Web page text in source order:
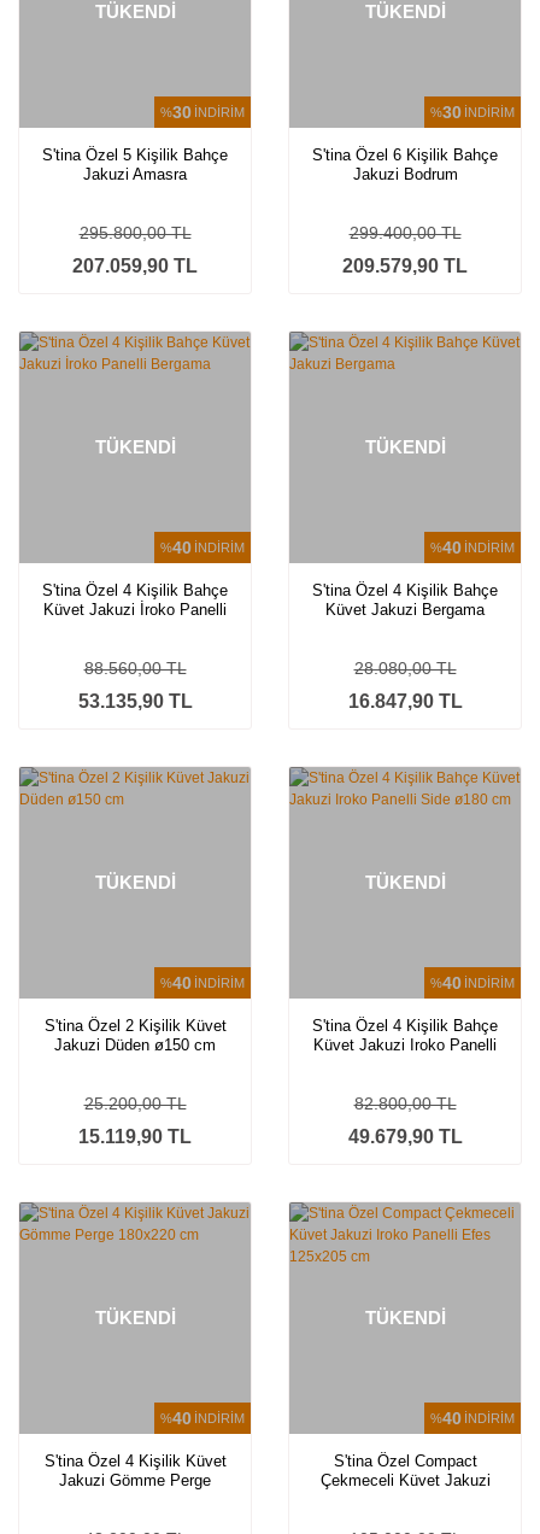
%30 İNDİRİM
TÜKENDİ
S'tina Özel 5 Kişilik Bahçe
Jakuzi Amasra
207.059,90 TL
295.800,00 TL
%30 İNDİRİM
TÜKENDİ
S'tina Özel 6 Kişilik Bahçe
Jakuzi Bodrum
209.579,90 TL
299.400,00 TL
%40 İNDİRİM
TÜKENDİ
S'tina Özel 4 Kişilik Bahçe
Küvet Jakuzi İroko Panelli
53.135,90 TL
88.560,00 TL
%40 İNDİRİM
TÜKENDİ
S'tina Özel 4 Kişilik Bahçe
Küvet Jakuzi Bergama
16.847,90 TL
28.080,00 TL
%40 İNDİRİM
TÜKENDİ
S'tina Özel 2 Kişilik Küvet
Jakuzi Düden ø150 cm
15.119,90 TL
25.200,00 TL
%40 İNDİRİM
TÜKENDİ
S'tina Özel 4 Kişilik Bahçe
Küvet Jakuzi Iroko Panelli
49.679,90 TL
82.800,00 TL
%40 İNDİRİM
TÜKENDİ
S'tina Özel 4 Kişilik Küvet
Jakuzi Gömme Perge
%40 İNDİRİM
TÜKENDİ
S'tina Özel Compact
Çekmeceli Küvet Jakuzi